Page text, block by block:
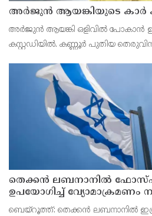
അർജുൻ ആയങ്കിയുടെ കാർ
അർജുൻ ആയങ്കി ഒളിവിൽ പോകാൻ
കസ്റ്റഡിയിൽ. കണ്ണൂർ പുതിയ
പേരിലുള്ളതാണ് വാഹനം.
തെക്കൻ ലബനാനിൽ
ഉപയോഗിച്ച് വ്യോമാക്രമണം
സൈന്യം
ബെയ്റൂത്ത്: തെക്കൻ ലബനാനിൽ